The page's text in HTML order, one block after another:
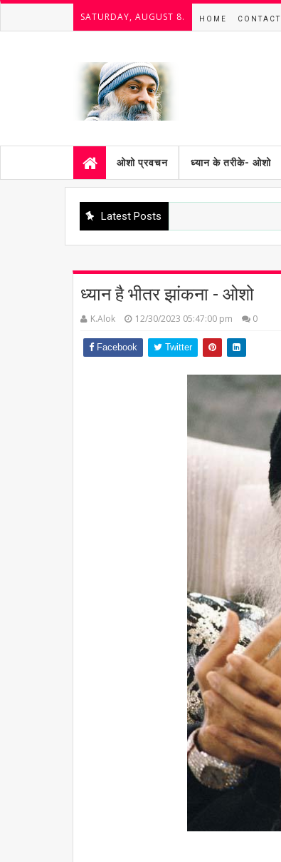
SATURDAY, AUGUST 8. HOME CONTACT
ओशो प्रवचन ध्यान के तरीके- ओशो
Latest Posts
ध्यान है भीतर झांकना - ओशो
K.Alok 12/30/2023 05:47:00 pm 0
Facebook Twitter